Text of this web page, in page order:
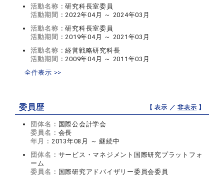
活動名称：研究科長室委員
活動期間：2022年04月 ～ 2024年03月
活動名称：研究科長室委員
活動期間：2019年04月 ～ 2021年03月
活動名称：経営戦略研究科長
活動期間：2009年04月 ～ 2011年03月
全件表示 >>
委員歴 【 表示 ／非表示 】
団体名： 国際公会計学会
委員名： 会長
年月： 2013年08月 ～ 継続中
団体名： サービス・マネジメント国際研究プラットフォ
ーム
委員名： 国際研究アドバイザリー委員会委員